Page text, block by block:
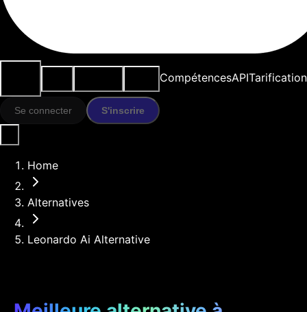
CompétencesAPITarification
Se connecter S'inscrire
Home
Alternatives
Leonardo Ai Alternative